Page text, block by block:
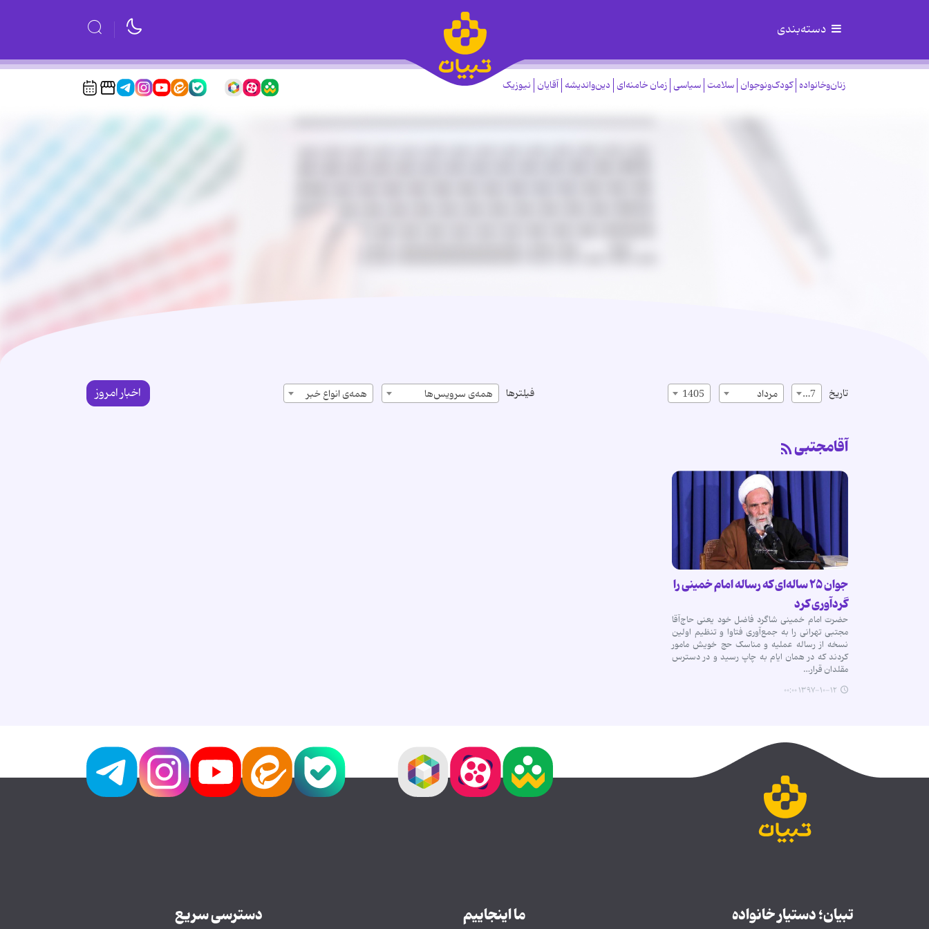
دسته‌بندی
زنان‌وخانواده کودک‌ونوجوان سلامت سیاسی زمان خامنه‌ای دین‌واندیشه آقایان نیوزیک
تاریخ 17 مرداد 1405 فیلترها همه‌ی سرویس‌ها همه‌ی انواع خبر اخبار امروز
آقامجتبی
جوان ۲۵ ساله‌ای که رساله امام خمینی را
گردآوری کرد
حضرت امام خمینی شاگرد فاضل خود یعنی حاج‌آقا
مجتبی تهرانی را به جمع‌آوری فتاوا و تنظیم اولین
نسخه از رساله عملیه و مناسک حج خویش مامور
کردند که در همان ایام به چاپ رسید و در دسترس
مقلدان قرار…
۱۳۹۷-۱۰-۱۲ ۰۰:۰۰
تبیان؛ دستیار خانواده ما اینجاییم دسترسی سریع